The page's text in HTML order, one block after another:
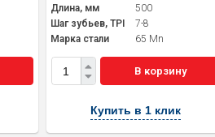
Длина, мм
500
Шаг зубьев, TPI
7-8
Марка стали
65 Mn
В корзину
Купить в 1 клик